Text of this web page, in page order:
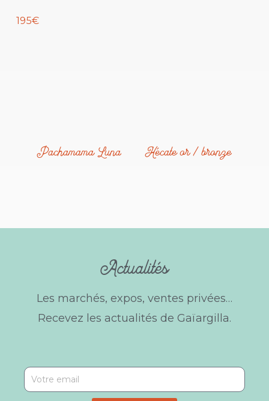
195€
Pachamama Luna Hécate or / bronze
Actualités
Les marchés, expos, ventes privées…
Recevez les actualités de Gaïargilla.